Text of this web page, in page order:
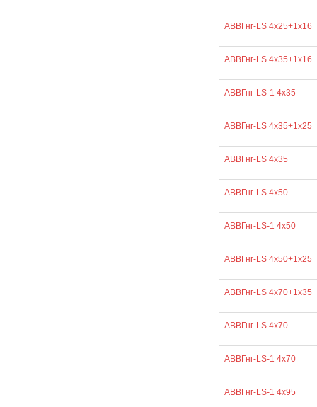
АВВГнг-LS 4х25+1х16
АВВГнг-LS 4х35+1х16
АВВГнг-LS-1 4х35
АВВГнг-LS 4х35+1х25
АВВГнг-LS 4х35
АВВГнг-LS 4х50
АВВГнг-LS-1 4х50
АВВГнг-LS 4х50+1х25
АВВГнг-LS 4х70+1х35
АВВГнг-LS 4х70
АВВГнг-LS-1 4х70
АВВГнг-LS-1 4х95